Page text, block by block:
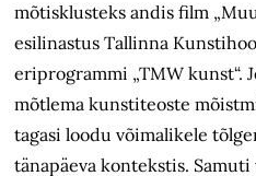
mõtisklusteks andis film
esilinastus Tallinna
eriprogrammi „TMW kunst“.
mõtlema kunstiteoste
tagasi loodu võimalikele
tänapäeva kontekstis.